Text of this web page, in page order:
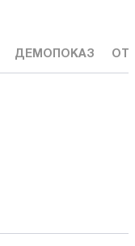
ДЕМОПОКАЗ